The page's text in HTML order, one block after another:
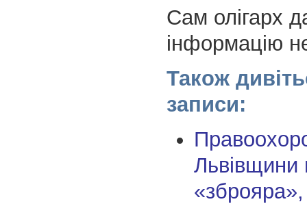
Сам олігарх
інформацію
Також
записи:
Львівщини